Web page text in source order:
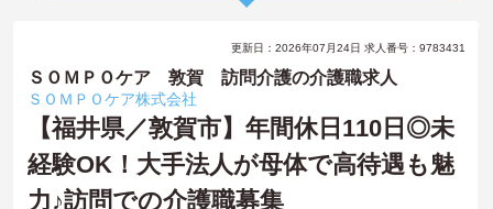
更新日：2026年07月24日 求人番号：9783431
ＳＯＭＰＯケア 敦賀 訪問介護の介護職求人
ＳＯＭＰＯケア株式会社
【福井県／敦賀市】年間休日110日◎未
経験OK！大手法人が母体で高待遇も魅
力♪訪問での介護職募集